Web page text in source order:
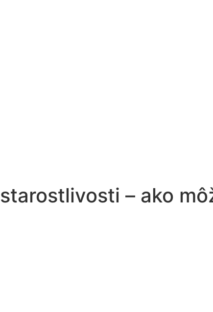
– ako